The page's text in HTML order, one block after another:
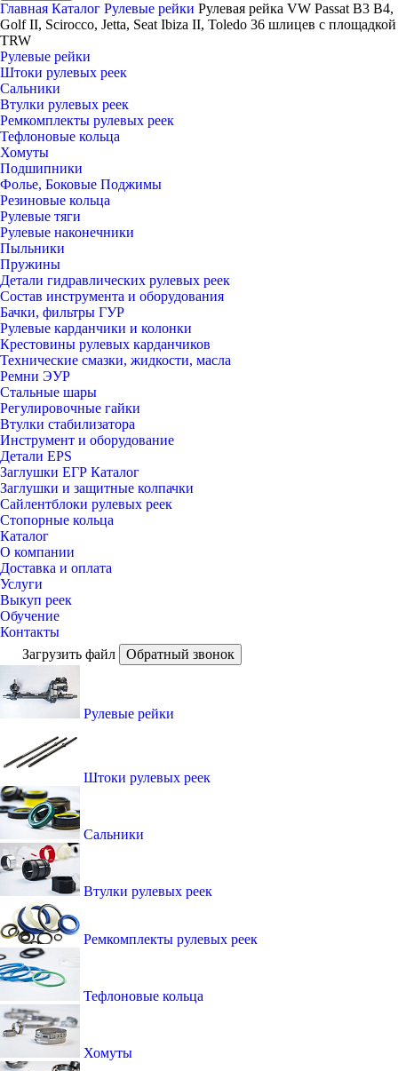
Главная Каталог Рулевые рейки Рулевая рейка VW Passat B3 B4,
Golf II, Scirocco, Jetta, Seat Ibiza II, Toledo 36 шлицев с площадкой
TRW
Рулевые рейки
Штоки рулевых реек
Сальники
Втулки рулевых реек
Ремкомплекты рулевых реек
Тефлоновые кольца
Хомуты
Подшипники
Фолье, Боковые Поджимы
Резиновые кольца
Рулевые тяги
Рулевые наконечники
Пыльники
Пружины
Детали гидравлических рулевых реек
Состав инструмента и оборудования
Бачки, фильтры ГУР
Рулевые карданчики и колонки
Крестовины рулевых карданчиков
Технические смазки, жидкости, масла
Ремни ЭУР
Стальные шары
Регулировочные гайки
Втулки стабилизатора
Инструмент и оборудование
Детали EPS
Заглушки ЕГР Каталог
Заглушки и защитные колпачки
Сайлентблоки рулевых реек
Стопорные кольца
Каталог
О компании
Доставка и оплата
Услуги
Выкуп реек
Обучение
Контакты
Загрузить файл
Обратный звонок
Рулевые рейки
Штоки рулевых реек
Сальники
Втулки рулевых реек
Ремкомплекты рулевых реек
Тефлоновые кольца
Хомуты